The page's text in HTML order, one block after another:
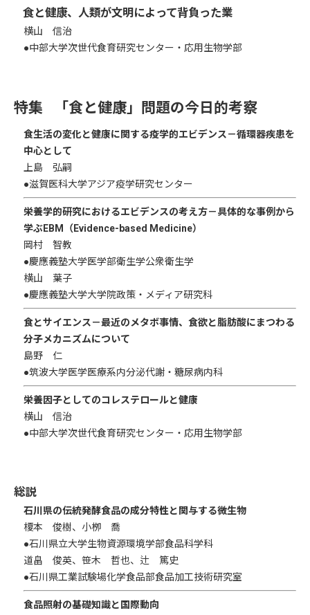
食と健康、人類が文明によって背負った業
横山 信治
●中部大学次世代食育研究センター・応用生物学部
「食と健康」問題の今日的考察
食生活の変化と健康に関する疫学的エビデンス－循環器疾患を
中心として
上島 弘嗣
●滋賀医科大学アジア疫学研究センター
栄養学的研究におけるエビデンスの考え方－具体的な事例から
学ぶEBM（Evidence-based Medicine）
岡村 智教
●慶應義塾大学医学部衛生学公衆衛生学
横山 葉子
●慶應義塾大学大学院政策・メディア研究科
食とサイエンス－最近のメタボ事情、食欲と脂肪酸にまつわる
分子メカニズムについて
島野 仁
●筑波大学医学医療系内分泌代謝・糖尿病内科
栄養因子としてのコレステロールと健康
横山 信治
●中部大学次世代食育研究センター・応用生物学部
総説
石川県の伝統発酵食品の成分特性と関与する微生物
榎本 俊樹、小栁 喬
●石川県立大学生物資源環境学部食品科学科
道畠 俊英、笹木 哲也、辻 篤史
●石川県工業試験場化学食品部食品加工技術研究室
食品照射の基礎知識と国際動向